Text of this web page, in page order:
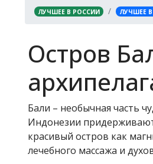
ЛУЧШЕЕ В РОССИИ ЛУЧШЕЕ
Остров
Бали – необычная часть
Индонезии
красивый остров как
лечебного массажа и